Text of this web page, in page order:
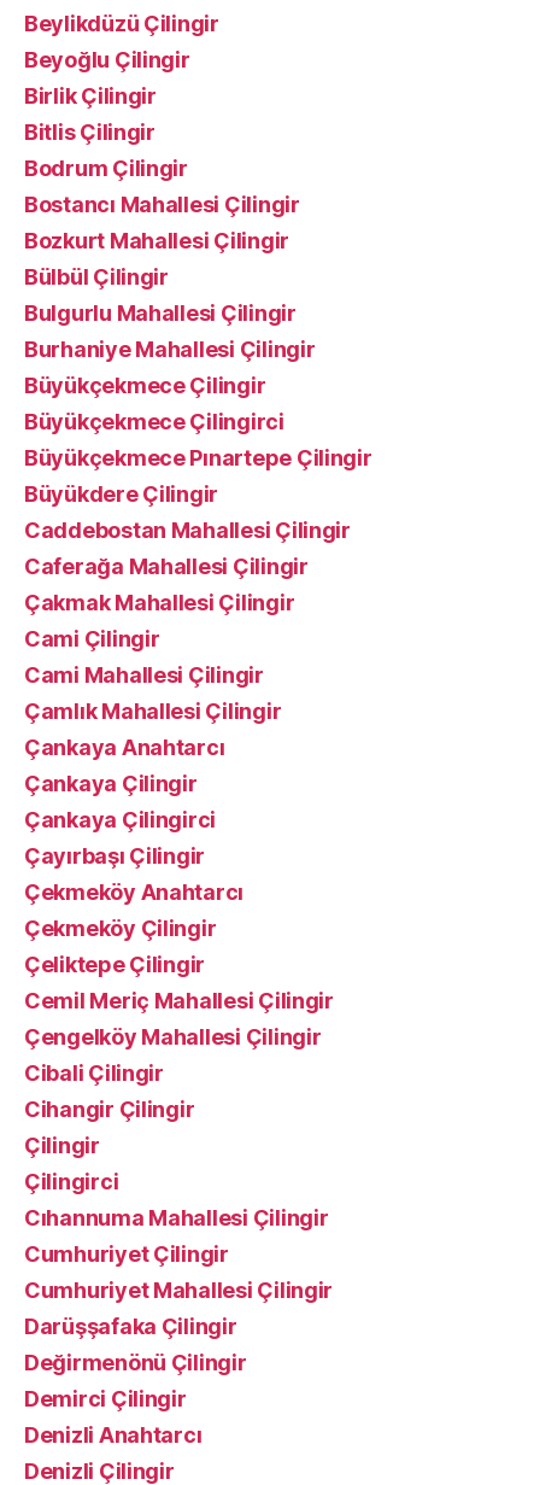
Beylikdüzü Çilingir
Beyoğlu Çilingir
Birlik Çilingir
Bitlis Çilingir
Bodrum Çilingir
Bostancı Mahallesi Çilingir
Bozkurt Mahallesi Çilingir
Bülbül Çilingir
Bulgurlu Mahallesi Çilingir
Burhaniye Mahallesi Çilingir
Büyükçekmece Çilingir
Büyükçekmece Çilingirci
Büyükçekmece Pınartepe Çilingir
Büyükdere Çilingir
Caddebostan Mahallesi Çilingir
Caferağa Mahallesi Çilingir
Çakmak Mahallesi Çilingir
Cami Çilingir
Cami Mahallesi Çilingir
Çamlık Mahallesi Çilingir
Çankaya Anahtarcı
Çankaya Çilingir
Çankaya Çilingirci
Çayırbaşı Çilingir
Çekmeköy Anahtarcı
Çekmeköy Çilingir
Çeliktepe Çilingir
Cemil Meriç Mahallesi Çilingir
Çengelköy Mahallesi Çilingir
Cibali Çilingir
Cihangir Çilingir
Çilingir
Çilingirci
Cıhannuma Mahallesi Çilingir
Cumhuriyet Çilingir
Cumhuriyet Mahallesi Çilingir
Darüşşafaka Çilingir
Değirmenönü Çilingir
Demirci Çilingir
Denizli Anahtarcı
Denizli Çilingir